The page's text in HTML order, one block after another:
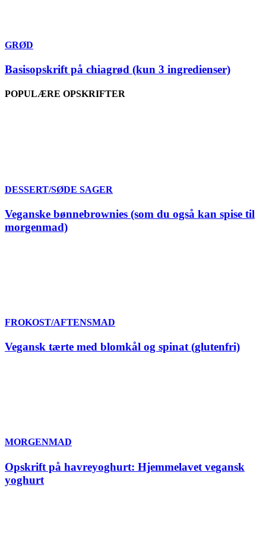
GRØD
Basisopskrift på chiagrød (kun 3 ingredienser)
POPULÆRE OPSKRIFTER
DESSERT/SØDE SAGER
Veganske bønnebrownies (som du også kan spise til
morgenmad)
FROKOST/AFTENSMAD
Vegansk tærte med blomkål og spinat (glutenfri)
MORGENMAD
Opskrift på havreyoghurt: Hjemmelavet vegansk
yoghurt